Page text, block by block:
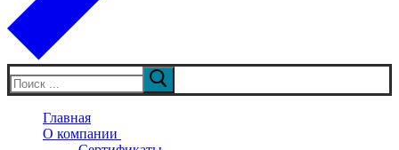
Искать:
Главная
О компании